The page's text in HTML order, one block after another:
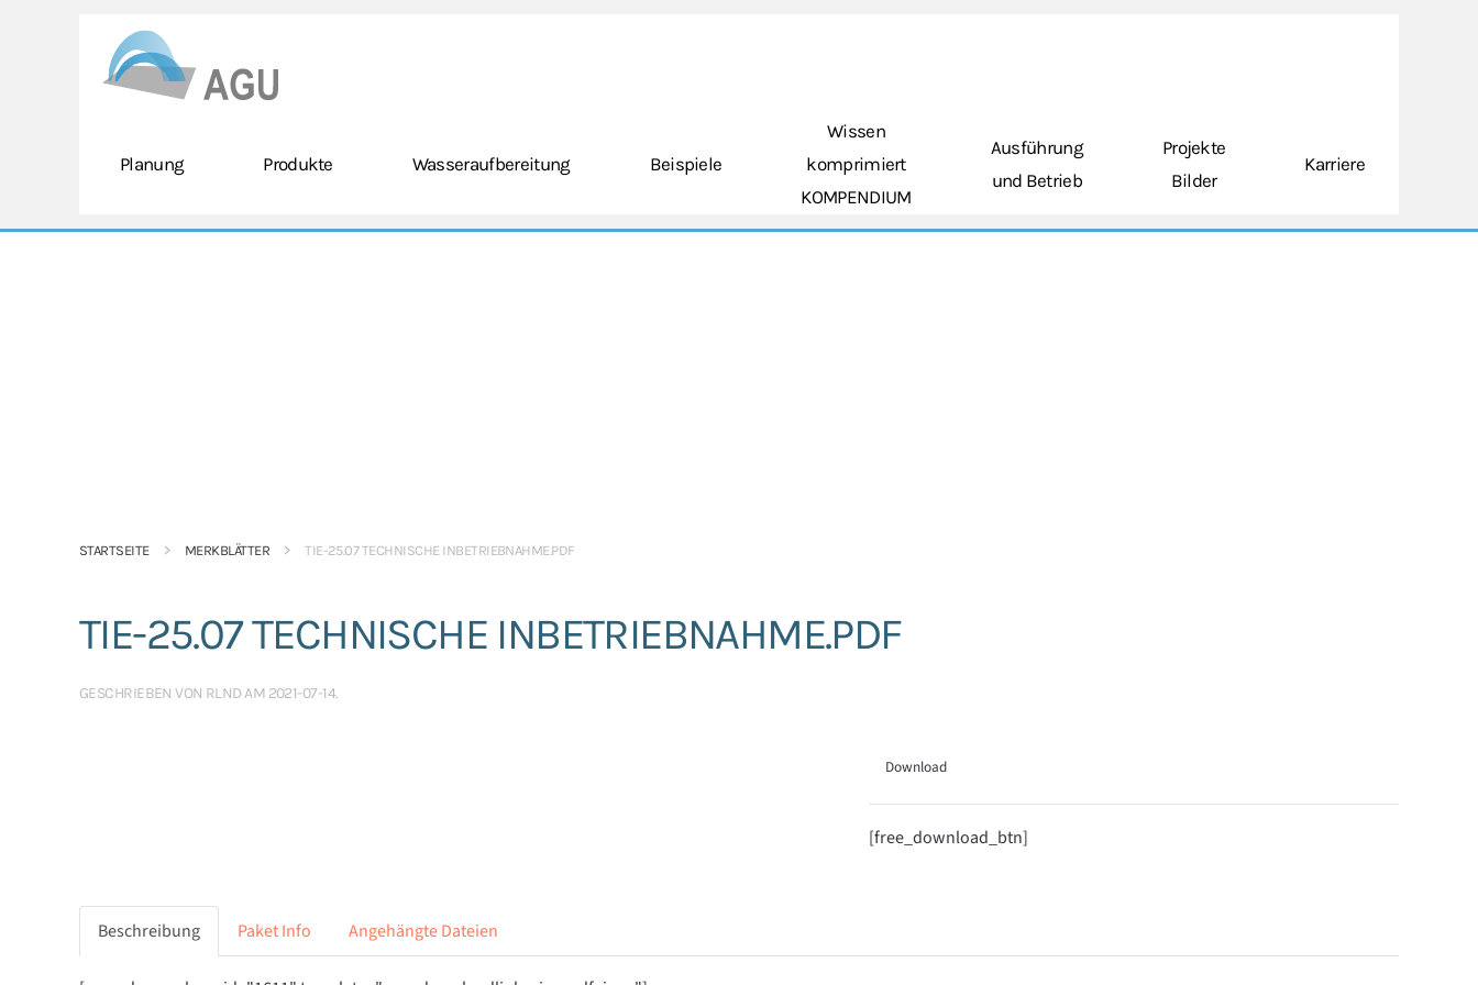
Skip to main content
Planung Produkte Wasseraufbereitung Beispiele
Wissen
komprimiert
KOMPENDIUM
Ausführung
und Betrieb
Projekte
Bilder
Karriere
STARTSEITE MERKBLÄTTER TIE-25.07 TECHNISCHE INBETRIEBNAHME.PDF
TIE-25.07 TECHNISCHE INBETRIEBNAHME.PDF
GESCHRIEBEN VON RLNDAM 2021-07-14.
Download
[free_download_btn]
Beschreibung Paket Info Angehängte Dateien